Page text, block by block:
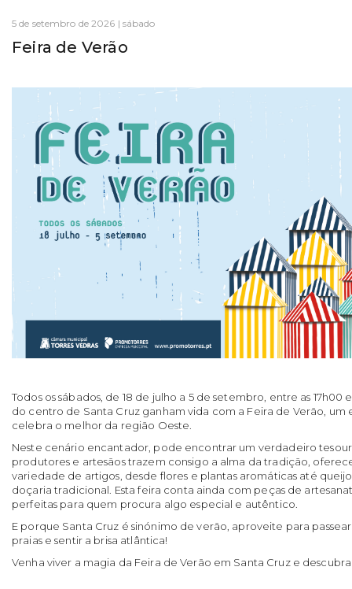
5 de setembro de 2026 | sábado
Feira de Verão
Todos os sábados, de 18 de julho a 5 de setembro, entre as 17h00
do centro de Santa Cruz ganham vida com a Feira de Verão ,
celebra o melhor da região Oeste.
Neste cenário encantador, pode encontrar um verdadeiro
produtores e artesãos trazem consigo a alma da tradição,
variedade de artigos, desde flores e plantas aromáticas até
doçaria tradicional. Esta feira conta ainda com peças de
perfeitas para quem procura algo especial e autêntico.
E porque Santa Cruz é sinónimo de verão, aproveite para passear
praias e sentir a brisa atlântica!
Venha viver a magia da Feira de Verão em Santa Cruz e